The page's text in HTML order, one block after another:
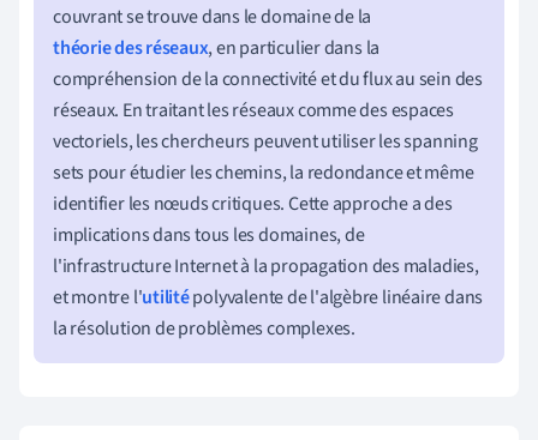
couvrant se trouve dans le domaine de la
théorie des réseaux, en particulier dans la
compréhension de la connectivité et du flux au sein des
réseaux. En traitant les réseaux comme des espaces
vectoriels, les chercheurs peuvent utiliser les spanning
sets pour étudier les chemins, la redondance et même
identifier les nœuds critiques. Cette approche a des
implications dans tous les domaines, de
l'infrastructure Internet à la propagation des maladies,
et montre l'utilitépolyvalente de l'algèbre linéaire dans
la résolution de problèmes complexes.